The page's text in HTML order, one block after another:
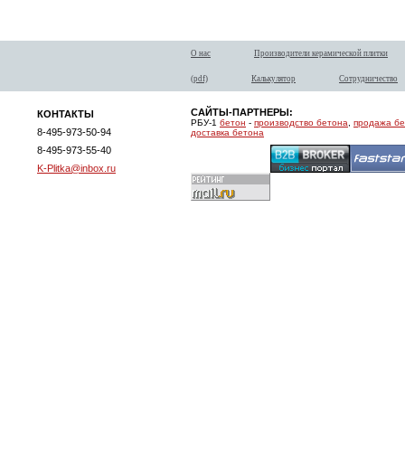
О нас Производители керамической плитки
(pdf) Калькулятор Сотрудничество
КОНТАКТЫ
8-495-973-50-94
8-495-973-55-40
K-Plitka@inbox.ru
САЙТЫ-ПАРТНЕРЫ:
РБУ-1 бетон - производство бетона
продажа
доставка бетона